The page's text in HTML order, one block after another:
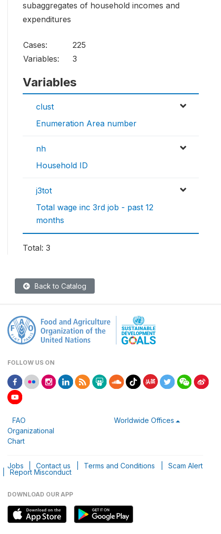
subaggregates of household incomes and
expenditures
Cases:
225
Variables:
3
Variables
clust
Enumeration Area number
nh
Household ID
j3tot
Total wage inc 3rd job - past 12
months
Total: 3
Back to Catalog
FOLLOW US ON
FAO
Organizational
Chart
Worldwide Offices
Jobs Contact us Terms and Conditions Scam Alert
Report Misconduct
DOWNLOAD OUR APP